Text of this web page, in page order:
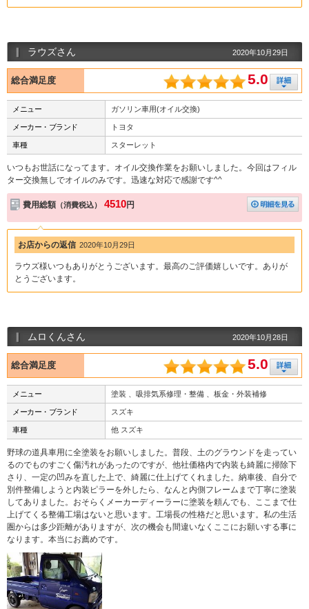
ラウズさん 2020年10月29日
総合満足度 5.0
メニュー ガソリン車用(オイル交換)
メーカー・ブランド トヨタ
車種 スターレット
いつもお世話になってます。オイル交換作業をお願いしました。今回はフィル
ター交換無しでオイルのみです。迅速な対応で感謝です^^
費用総額 （消費税込） 4510円
お店からの返信 2020年10月29日
ラウズ様いつもありがとうございます。最高のご評価嬉しいです。ありが
とうございます。
ムロくんさん 2020年10月28日
総合満足度 5.0
メニュー 塗装 、吸排気系修理・整備 、板金・外装補修
メーカー・ブランド スズキ
車種 他 スズキ
野球の道具車用に全塗装をお願いしました。普段、土のグラウンドを走ってい
るのでものすごく傷汚れがあったのですが、他社価格内で内装も綺麗に掃除下
さり、一定の凹みを直した上で、綺麗に仕上げてくれました。納車後、自分で
別件整備しようと内装ピラーを外したら、なんと内側フレームまで丁寧に塗装
してありました。おそらくメーカーディーラーに塗装を頼んでも、ここまで仕
上げてくる整備工場はないと思います。工場長の性格だと思います。私の生活
圏からは多少距離がありますが、次の機会も間違いなくここにお願いする事に
なります。本当にお薦めです。